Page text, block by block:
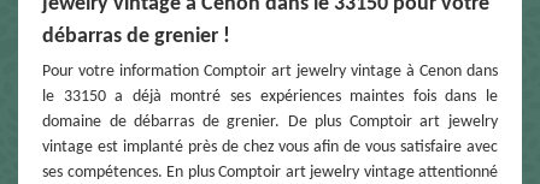
débarras de grenier !
Pour votre information Comptoir art jewelry vintage à Cenon dans
le 33150 a déjà montré ses expériences maintes fois dans le
domaine de débarras de grenier. De plus Comptoir art jewelry
vintage est implanté près de chez vous afin de vous satisfaire avec
ses compétences. En plus Comptoir art jewelry vintage attentionné